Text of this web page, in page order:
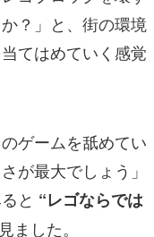
？」と、街の環境
てはめていく感覚
ゲームを舐めてい
が最大でしょう」
と “レゴならでは
ました。